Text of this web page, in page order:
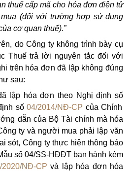
thuế cấp mã cho hóa đơn điện tử
(đối với trường hợp sử dụng
cơ quan thuế).”
do Công ty không trình bày cụ
Thuế trả lời nguyên tắc đối với
trên hóa đơn đã lập không đúng
sau:
lập hóa đơn theo Nghị định số
số 04/2014/NĐ-CP của Chính
dẫn của Bộ Tài chính mà hóa
ty và người mua phải lập văn
sót, Công ty thực hiện thông báo
số 04/SS-HĐĐT ban hành kèm
2020/NĐ-CP và lập hóa đơn hóa